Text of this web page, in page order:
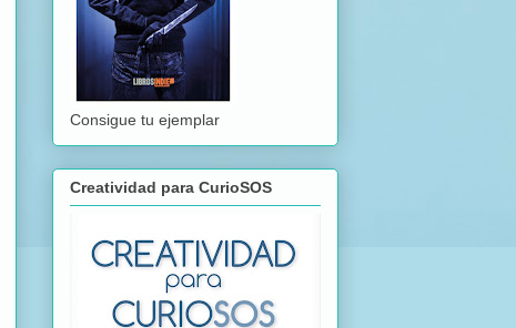
Consigue tu ejemplar
Creatividad para CurioSOS